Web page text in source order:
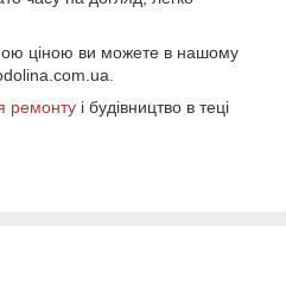
ціною ви можете в нашому
ремонту і будівництво в теці